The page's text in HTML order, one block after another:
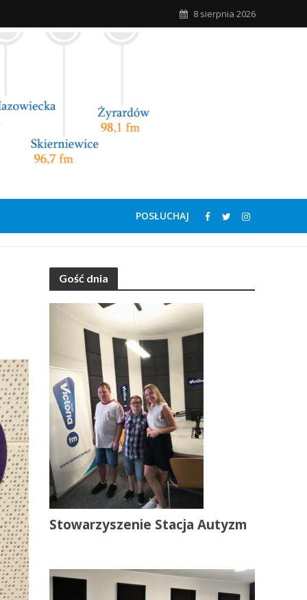
8 sierpnia 2026
POSŁUCHAJ
Gość dnia
Stowarzyszenie Stacja Autyzm